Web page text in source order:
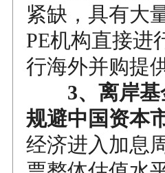
紧缺，具有大
PE机构直接进
行海外并购提
3、离岸
规避中国资本
经济进入加息